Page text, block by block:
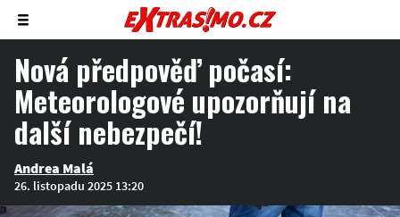
Zobrazit/skrýt
menu
Nová předpověď počasí:
Meteorologové upozorňují na
další nebezpečí!
Andrea Malá
26. listopadu 2025 13:20